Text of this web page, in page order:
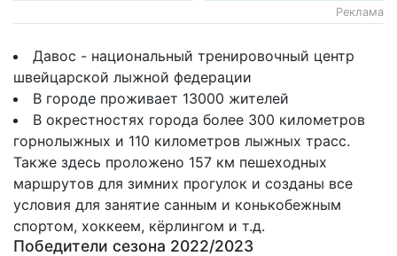
Реклама
Давос - национальный тренировочный центр
швейцарской лыжной федерации
В городе проживает 13000 жителей
В окрестностях города более 300 километров
горнолыжных и 110 километров лыжных трасс.
Также здесь проложено 157 км пешеходных
маршрутов для зимних прогулок и созданы все
условия для занятие санным и конькобежным
спортом, хоккеем, кёрлингом и т.д.
Победители сезона 2022/2023